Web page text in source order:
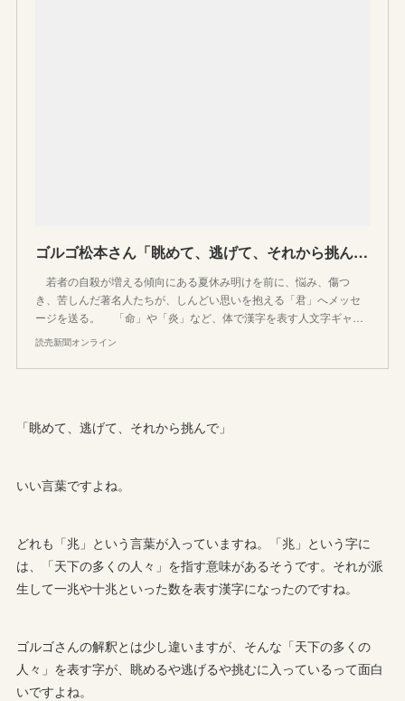
ゴルゴ松本さん「眺めて、逃げて、それから挑んで」…ＳＴＯＰ自殺 #しんどい君へ : 教育・受験・就活
若者の自殺が増える傾向にある夏休み明けを前に、悩み、傷つ
き、苦しんだ著名人たちが、しんどい思いを抱える「君」へメッセ
ージを送る。 「命」や「炎」など、体で漢字を表す人文字ギャ…
読売新聞オンライン
「眺めて、逃げて、それから挑んで」
いい言葉ですよね。
どれも「兆」という言葉が入っていますね。「兆」という字に
は、「天下の多くの人々」を指す意味があるそうです。それが派
生して一兆や十兆といった数を表す漢字になったのですね。
ゴルゴさんの解釈とは少し違いますが、そんな「天下の多くの
人々」を表す字が、眺めるや逃げるや挑むに入っているって面白
いですよね。